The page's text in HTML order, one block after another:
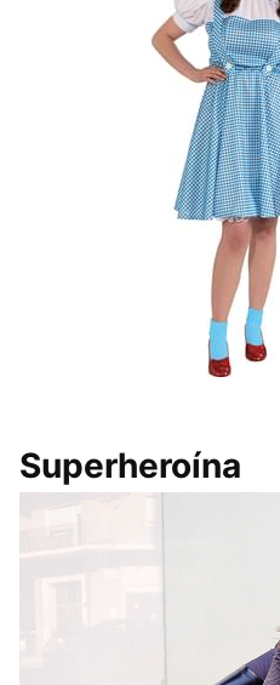
Superheroína